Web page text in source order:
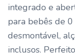
integrado e
para bebês de
desmontável,
inclusos.